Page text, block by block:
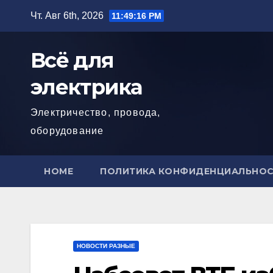
Чт. Авг 6th, 2026 11:49:18 PM
Всё для
электрика
Электричество, провода,
оборудование
HOME ПОЛИТИКА
НОВОСТИ РАЗНЫЕ